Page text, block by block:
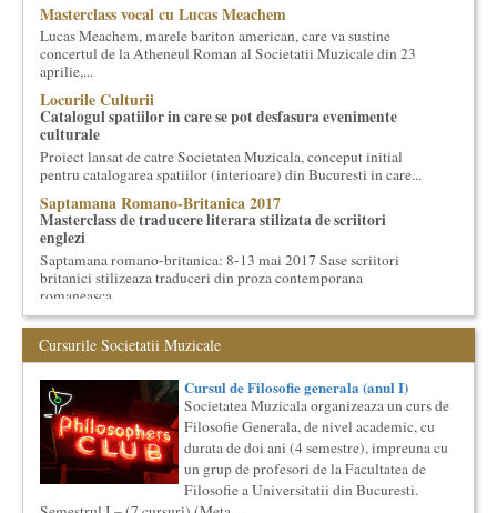
Masterclass vocal cu Lucas Meachem
Lucas Meachem, marele bariton american, care va sustine
concertul de la Atheneul Roman al Societatii Muzicale din 23
aprilie,...
Locurile Culturii
Catalogul spatiilor in care se pot desfasura evenimente
culturale
Proiect lansat de catre Societatea Muzicala, conceput initial
pentru catalogarea spatiilor (interioare) din Bucuresti in care...
Saptamana Romano-Britanica 2017
Masterclass de traducere literara stilizata de scriitori
englezi
Saptamana romano-britanica: 8-13 mai 2017 Sase scriitori
britanici stilizeaza traduceri din proza contemporana
romaneasca ...
Bucurestiul Cultural Neconventional
(Neconventionaliada)
Competitia proiectelor culturale neconventionale ale
Bucurestiului
Bucurestiul Cultural Neconventional (sau Neconventionaliada
- nume provizoriu) are ca obiectiv prezentarea tuturor
proiectelo...
Saptamana Romano-Britanica 2018
Masterclass de traducere literara stilizata de scriitori
Cursurile Societatii Muzicale
Cursul de Filosofie generala (anul I)
Societatea Muzicala organizeaza un curs de
Filosofie Generala, de nivel academic, cu
durata de doi ani (4 semestre), impreuna cu
un grup de profesori de la Facultatea de
Filosofie a Universitatii din Bucuresti.